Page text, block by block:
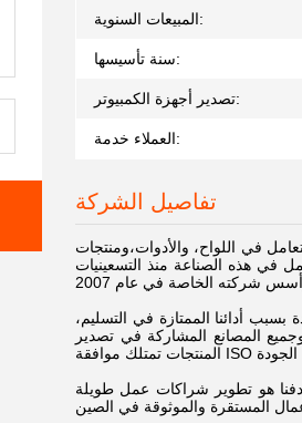
المبيعات السنوية:
سنة تأسيسها:
تصدير أجهزة الكمبيوتر:
العملاء خدمة:
تفاصيل الشركة
تتعامل في اللواح، والأدوات،ومنتجات
في هذه الصناعة منذ التسعينيات
شركته الخاصة في عام 2007
أدائنا الممتازة في التسليم،
المصانع المشاركة في تصدير
هو تطوير شراكات عمل طويلة